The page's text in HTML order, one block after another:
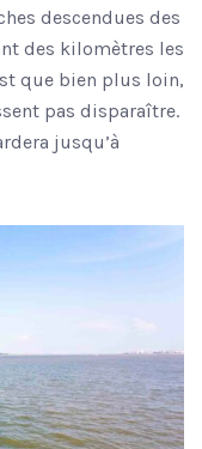
descendues des
des kilomètres les
que bien plus loin,
pas disparaître.
jusqu’à